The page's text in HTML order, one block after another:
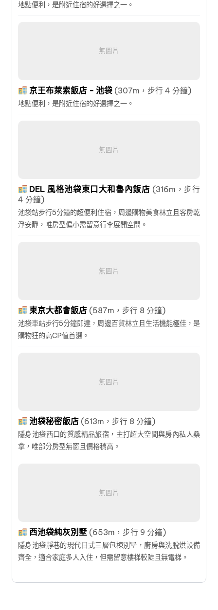
地點便利，是附近住宿的好選擇之一。
無圖片
京王布萊索飯店 - 池袋 (307m，步行 4 分鐘)
地點便利，是附近住宿的好選擇之一。
無圖片
DEL 風格池袋東口大和魯內飯店 (316m，步行
4 分鐘)
池袋站步行5分鐘的超便利住宿，周邊購物美食林立且客房乾
淨安靜，唯房型偏小需留意行李展開空間。
無圖片
東京大都會飯店 (587m，步行 8 分鐘)
池袋車站步行5分鐘即達，周邊百貨林立且生活機能極佳，是
購物狂的高CP值首選。
無圖片
池袋秘密飯店 (613m，步行 8 分鐘)
隱身池袋西口的質感精品旅宿，主打超大空間與房內私人桑
拿，唯部分房型無窗且價格稍高。
無圖片
西池袋純灰別墅 (653m，步行 9 分鐘)
隱身池袋靜巷的現代日式三層包棟別墅，廚房與洗脫烘設備
齊全，適合家庭多人入住，但需留意樓梯較陡且無電梯。